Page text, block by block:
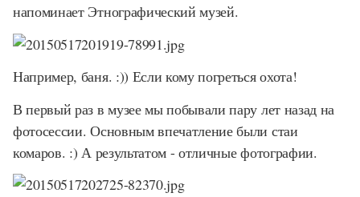
напоминает Этнографический музей.
Например, баня. :)) Если кому погреться охота!
В первый раз в музее мы побывали пару лет назад на
фотосессии. Основным впечатление были стаи
комаров. :) А результатом - отличные фотографии.